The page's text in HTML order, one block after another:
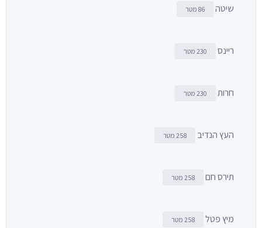
שיטה 86 מטר
ריינס 230 מטר
חרות 230 מטר
העץ הנדיב 258 מטר
תירס חם 258 מטר
מיץ פטל 258 מטר